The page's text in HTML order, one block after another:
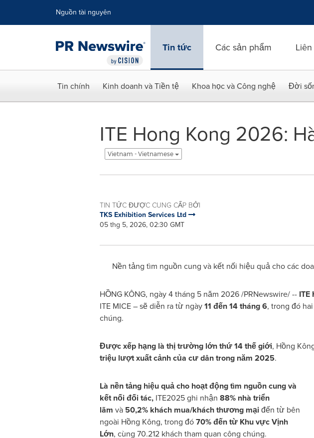
Nguồn tài nguyên
Tin tức Các sản phẩm
Tin chính Kinh doanh và Tiền tệ Khoa học và Công nghệ Đời
ITE Hong Kong 2026:
Vietnam - Vietnamese
TIN TỨC ĐƯỢC CUNG CẤP BỞI
TKS Exhibition Services Ltd
05 thg 5, 2026, 02:30 GMT
Nền tảng tìm nguồn cung và kết nối hiệu quả cho các
HỒNG KÔNG, ngày 4 tháng 5 năm 2026 /PRNewswire/ -- ITE
ITE MICE – sẽ diễn ra từ ngày11 đến 14 tháng 6, trong đó
chúng.
Được xếp hạng là thị trường lớn thứ 14 thế giới, Hồng
triệu lượt xuất cảnh của cư dân trong năm 2025.
Là nền tảng hiệu quả cho hoạt động tìm nguồn cung và
kết nối đối tác,ITE2025 ghi nhận 88% nhà triển
lãm và 50,2% khách mua/khách thương mại đến từ bên
ngoài Hồng Kông, trong đó70% đến từ Khu vực Vịnh
Lớn, cùng 70.212 khách tham quan công chúng.